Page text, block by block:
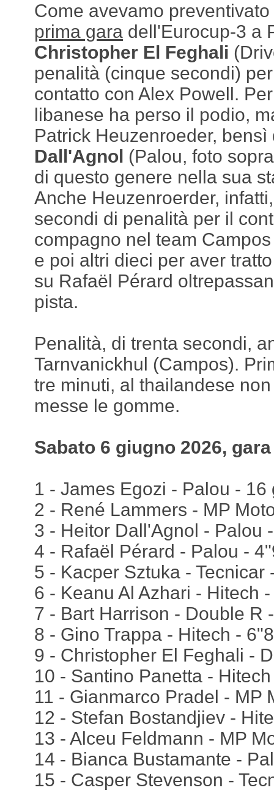
Come avevamo
prima gara dell'Eurocup-3 a
Christopher El Feghali
penalità (cinque secondi)
contatto con Alex Powell.
libanese ha perso il podio,
Patrick Heuzenroeder,
Dall'Agnol (Palou, foto
di questo genere nella sua
Anche Heuzenroerder,
secondi di penalità per il
compagno nel team
e poi altri dieci per aver
su Rafaël Pérard
pista.
Penalità, di trenta secondi,
Tarnvanickhul (Campos).
tre minuti, al thailandese
messe le gomme.
Sabato 6 giugno 2026,
1 - James Egozi - Palou -
2 - René Lammers - MP
3 - Heitor Dall'Agnol - Palou
4 - Rafaël Pérard - Palou -
5 - Kacper Sztuka - Tecnicar
6 - Keanu Al Azhari - Hitech
7 - Bart Harrison - Double R
8 - Gino Trappa - Hitech -
9 - Christopher El Feghali -
10 - Santino Panetta -
11 - Gianmarco Pradel - MP
12 - Stefan Bostandjiev -
13 - Alceu Feldmann - MP
14 - Bianca Bustamante -
15 - Casper Stevenson -